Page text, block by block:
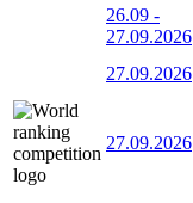
26.09 -
27.09.2026
27.09.2026
27.09.2026